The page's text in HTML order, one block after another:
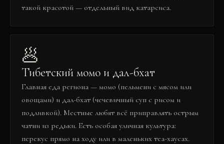
такой красотой — отдельный вид катарсиса.
🥟
Тибетский момо и дал-бхат
Главная еда региона — момо (пельмени с мясом или
овощами) и дал-бхат (чечевичный суп с рисом и
подливкой). Местные любят всё приправлять острым
чатни из редьки. Есть особая уличная культура:
перекус прямо на ходу или в маленьких теа-хаусах.